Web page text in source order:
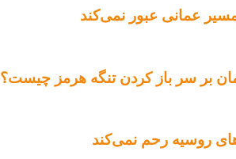
عمانی عبور نمی‌کند
بر سر باز کردن تنگه هرمز چیست؟
روسیه رحم نمی‌کند